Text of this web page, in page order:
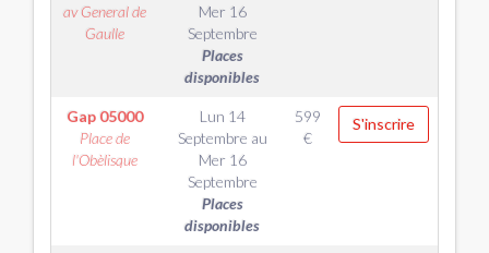
av General de
Gaulle
Mer 16
Septembre
Places
disponibles
Gap 05000
Place de
l'Obèlisque
Lun 14
Septembre au
Mer 16
Septembre
Places
disponibles
599
€
S'inscrire